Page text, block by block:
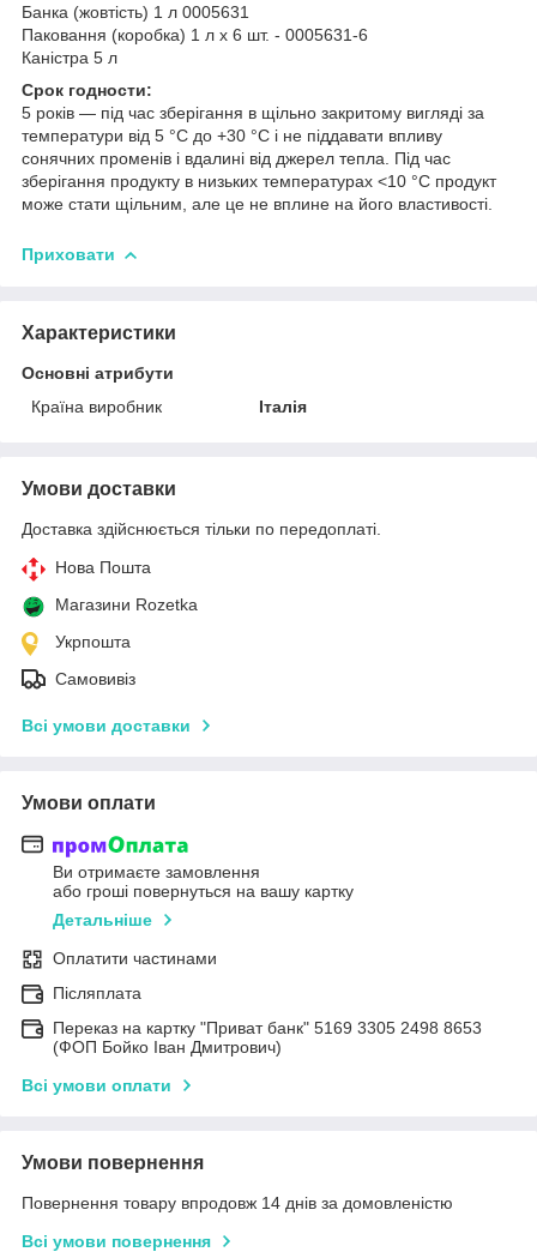
Банка (жовтість) 1 л 0005631
Паковання (коробка) 1 л х 6 шт. - 0005631-6
Каністра 5 л
Срок годности:
5 років — під час зберігання в щільно закритому вигляді за
температури від 5 °C до +30 °C і не піддавати впливу
сонячних променів і вдалині від джерел тепла. Під час
зберігання продукту в низьких температурах <10 °C продукт
може стати щільним, але це не вплине на його властивості.
Приховати
Характеристики
Основні атрибути
Країна виробник
Італія
Умови доставки
Доставка здійснюється тільки по передоплаті.
Нова Пошта
Магазини Rozetka
Укрпошта
Самовивіз
Всі умови доставки
Умови оплати
Ви отримаєте замовлення
або гроші повернуться на вашу картку
Детальніше
Оплатити частинами
Післяплата
Переказ на картку "Приват банк" 5169 3305 2498 8653
(ФОП Бойко Іван Дмитрович)
Всі умови оплати
Умови повернення
Повернення товару впродовж 14 днів за домовленістю
Всі умови повернення